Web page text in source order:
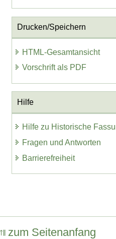
Drucken/Speichern
HTML-Gesamtansicht
Vorschrift als PDF
Hilfe
Hilfe zu Historische
Fragen und Antworten
Barrierefreiheit
zum Seitenanfang